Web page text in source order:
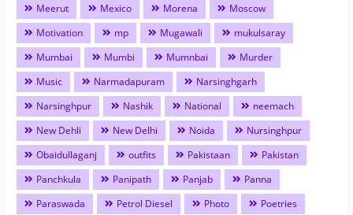
Meerut
Mexico Morena
Moscow
Motivation
mp Mugawali
mukulsaray
Mumbai
Mumbi Mumnbai
Murder
Music
Narmadapuram
Narsinghgarh
Narsinghpur
Nashik National
neemach
New Dehli
New Delhi Noida
Nursinghpur
Obaidullaganj
outfits Pakistaan
Pakistan
Panchkula
Panipath Panjab
Panna
Paraswada
Petrol Diesel Photo
Poetries